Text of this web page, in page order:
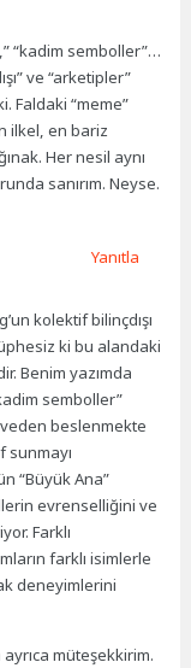
“kadim semboller”…
ve “arketipler”
Faldaki “meme”
ilkel, en bariz
Her nesil aynı
sanırım. Neyse.
kolektif bilinçdışı
ki bu alandaki
Benim yazımda
semboller”
beslenmekte
“Büyük Ana”
evrenselliğini ve
Farklı
farklı isimlerle
deneyimlerini
ayrıca müteşekkirim.
Yanıtla